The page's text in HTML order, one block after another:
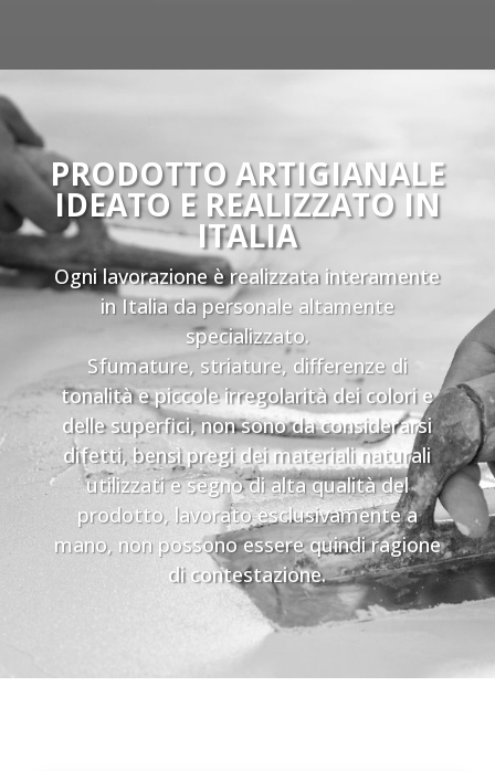
PRODOTTO ARTIGIANALE
IDEATO E REALIZZATO IN
ITALIA
Ogni lavorazione è realizzata interamente
in Italia da personale altamente
specializzato.
Sfumature, striature, differenze di
tonalità e piccole irregolarità dei colori e
delle superfici, non sono da considerarsi
difetti, bensì pregi dei materiali naturali
utilizzati e segno di alta qualità del
prodotto, lavorato esclusivamente a
mano, non possono essere quindi ragione
di contestazione.